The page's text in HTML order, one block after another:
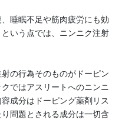
睡眠不足や筋肉疲労にも効
いう点では、ニンニク注射
の行為そのものがドーピン
ではアスリートへのニンニ
成分はドーピング薬剤リス
問題とされる成分は一切含